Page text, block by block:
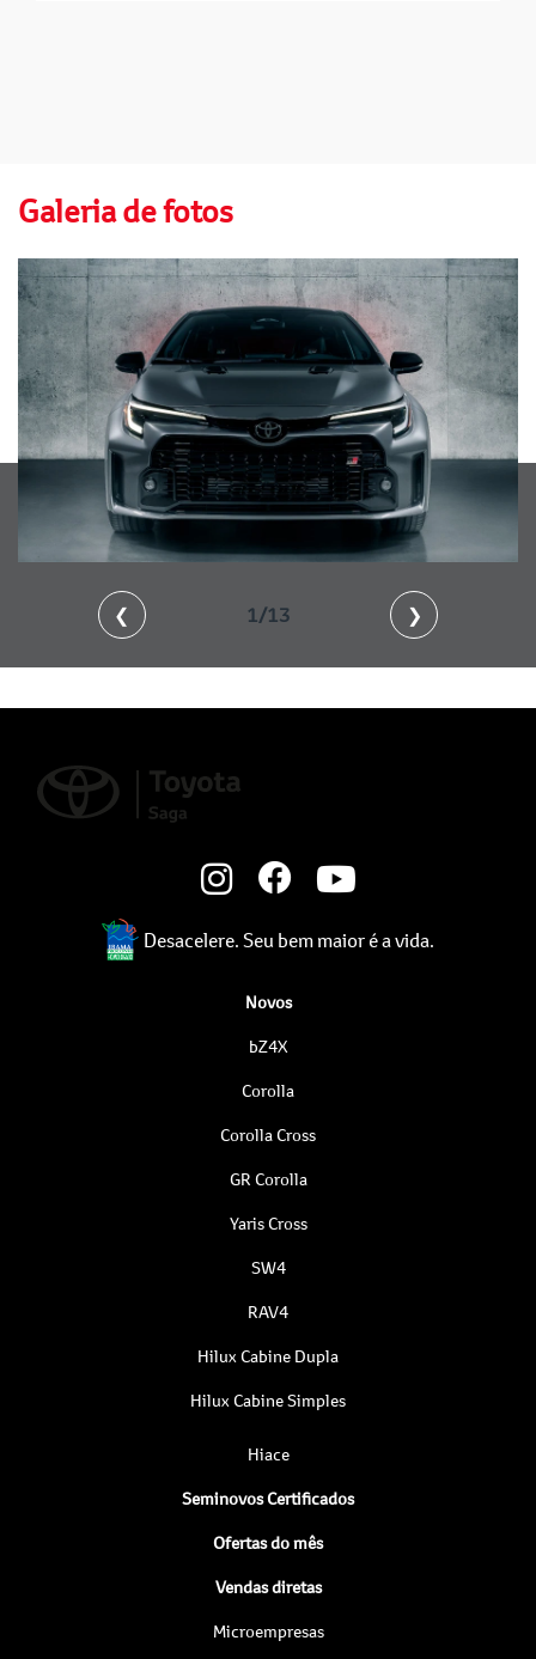
Galeria de fotos
❮ 1/13 ❯
Desacelere. Seu bem maior é a vida.
Novos
bZ4X
Corolla
Corolla Cross
GR Corolla
Yaris Cross
SW4
RAV4
Hilux Cabine Dupla
Hilux Cabine Simples
Hiace
Seminovos Certificados
Ofertas do mês
Vendas diretas
Microempresas